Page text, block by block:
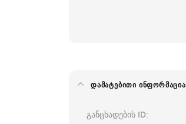
ᲓᲐᲛᲐᲢᲔᲑᲘᲗᲘ ᲘᲜᲤᲝᲠᲛᲐᲪᲘᲐ
განცხადების ID